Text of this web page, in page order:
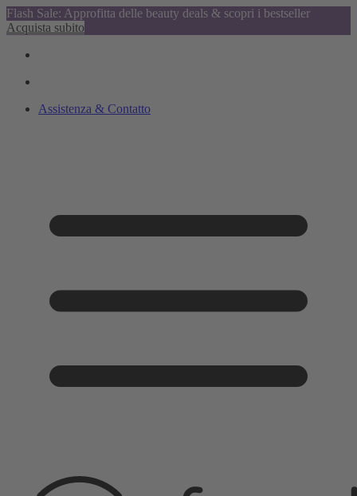
Flash Sale: Approfitta delle beauty deals & scopri i bestseller
Acquista subito
Assistenza & Contatto